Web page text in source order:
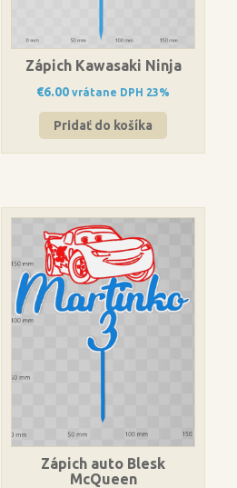
Zápich Kawasaki Ninja
€6.00 vrátane DPH 23%
Pridať do košíka
Zápich auto Blesk
McQueen